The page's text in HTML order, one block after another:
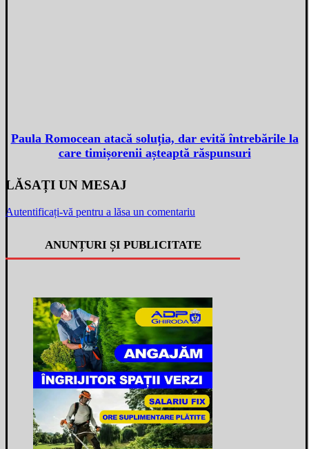
Paula Romocean atacă soluția, dar evită întrebările la
care timișorenii așteaptă răspunsuri
LĂSAȚI UN MESAJ
Autentificați-vă pentru a lăsa un comentariu
ANUNȚURI ȘI PUBLICITATE